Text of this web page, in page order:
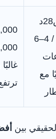
1س28د
جوًا / 4–6
مع
بين